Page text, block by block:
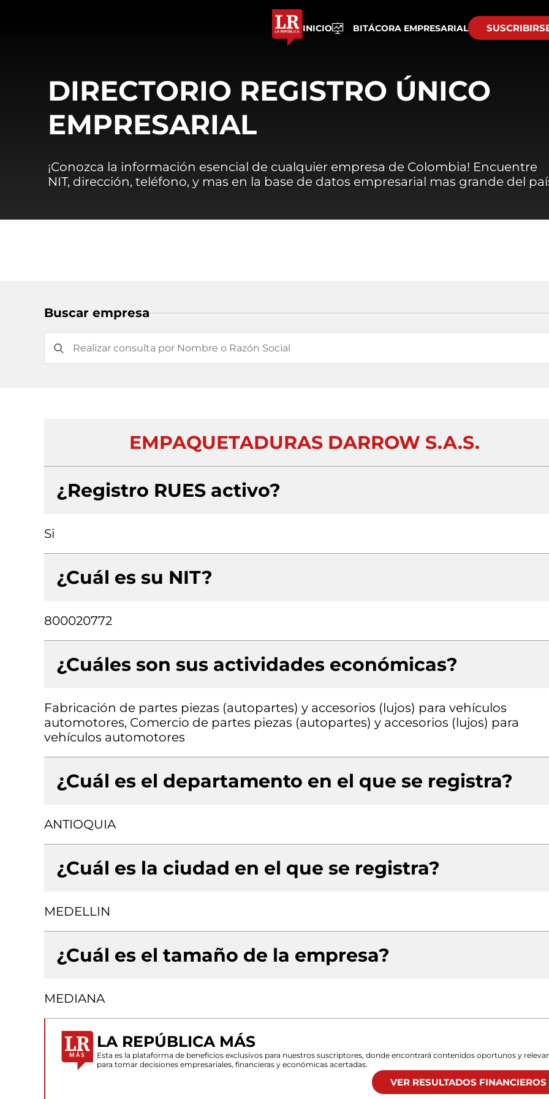
INICIO BITÁCORA EMPRESARIAL
DIRECTORIO REGISTRO ÚNICO
EMPRESARIAL
¡Conozca la información esencial de cualquier empresa de Colombia! Encuentre
NIT, dirección, teléfono, y mas en la base de datos empresarial mas grande del
Buscar empresa
EMPAQUETADURAS DARROW S.A.S.
¿Registro RUES activo?
Si
¿Cuál es su NIT?
800020772
¿Cuáles son sus actividades económicas?
Fabricación de partes piezas (autopartes) y accesorios (lujos) para vehículos
automotores, Comercio de partes piezas (autopartes) y accesorios (lujos) para
vehículos automotores
¿Cuál es el departamento en el que se registra?
ANTIOQUIA
¿Cuál es la ciudad en el que se registra?
MEDELLIN
¿Cuál es el tamaño de la empresa?
MEDIANA
LA REPÚBLICA MÁS
Esta es la plataforma de beneficios exclusivos para nuestros suscriptores, donde encontrará contenidos oportunos y
para tomar decisiones empresariales, financieras y económicas acertadas.
VER RESULTADOS FINANCIEROS